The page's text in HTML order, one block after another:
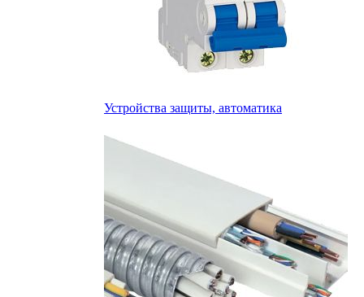
Устройства защиты, автоматика